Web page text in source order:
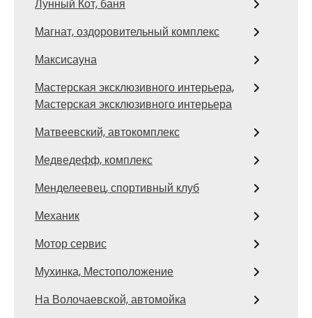
Лунный Кот, баня
Магнат, оздоровительный комплекс
Максисауна
Мастерская эксклюзивного интерьера,
Мастерская эксклюзивного интерьера
Матвеевский, автокомплекс
Медведефф, комплекс
Менделеевец, спортивный клуб
Механик
Мотор сервис
Мухинка, Местоположение
На Волочаевской, автомойка